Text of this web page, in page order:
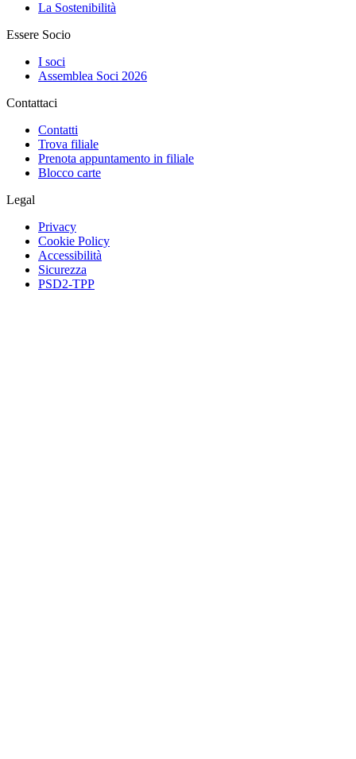
La Sostenibilità
Essere Socio
I soci
Assemblea Soci 2026
Contattaci
Contatti
Trova filiale
Prenota appuntamento in filiale
Blocco carte
Legal
Privacy
Cookie Policy
Accessibilità
Sicurezza
PSD2-TPP